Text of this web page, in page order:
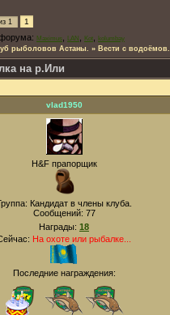
1 1
Maximus LAN Kot kolumbay
рыболовов Астаны. » Вести с водоёмов.
на р.Или
vlad1950
H&F прапорщик
Кандидат в члены клуба.
Сообщений: 77
Награды: 18
На охоте или рыбалке...
Последние награждения: